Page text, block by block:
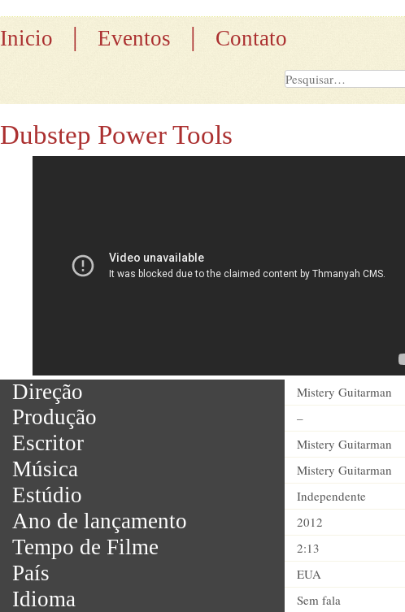
Inicio | Eventos | Contato
Dubstep Power Tools
Direção Mistery Guitarman
Produção –
Escritor Mistery Guitarman
Música Mistery Guitarman
Estúdio Independente
Ano de lançamento 2012
Tempo de Filme 2:13
País EUA
Idioma Sem fala